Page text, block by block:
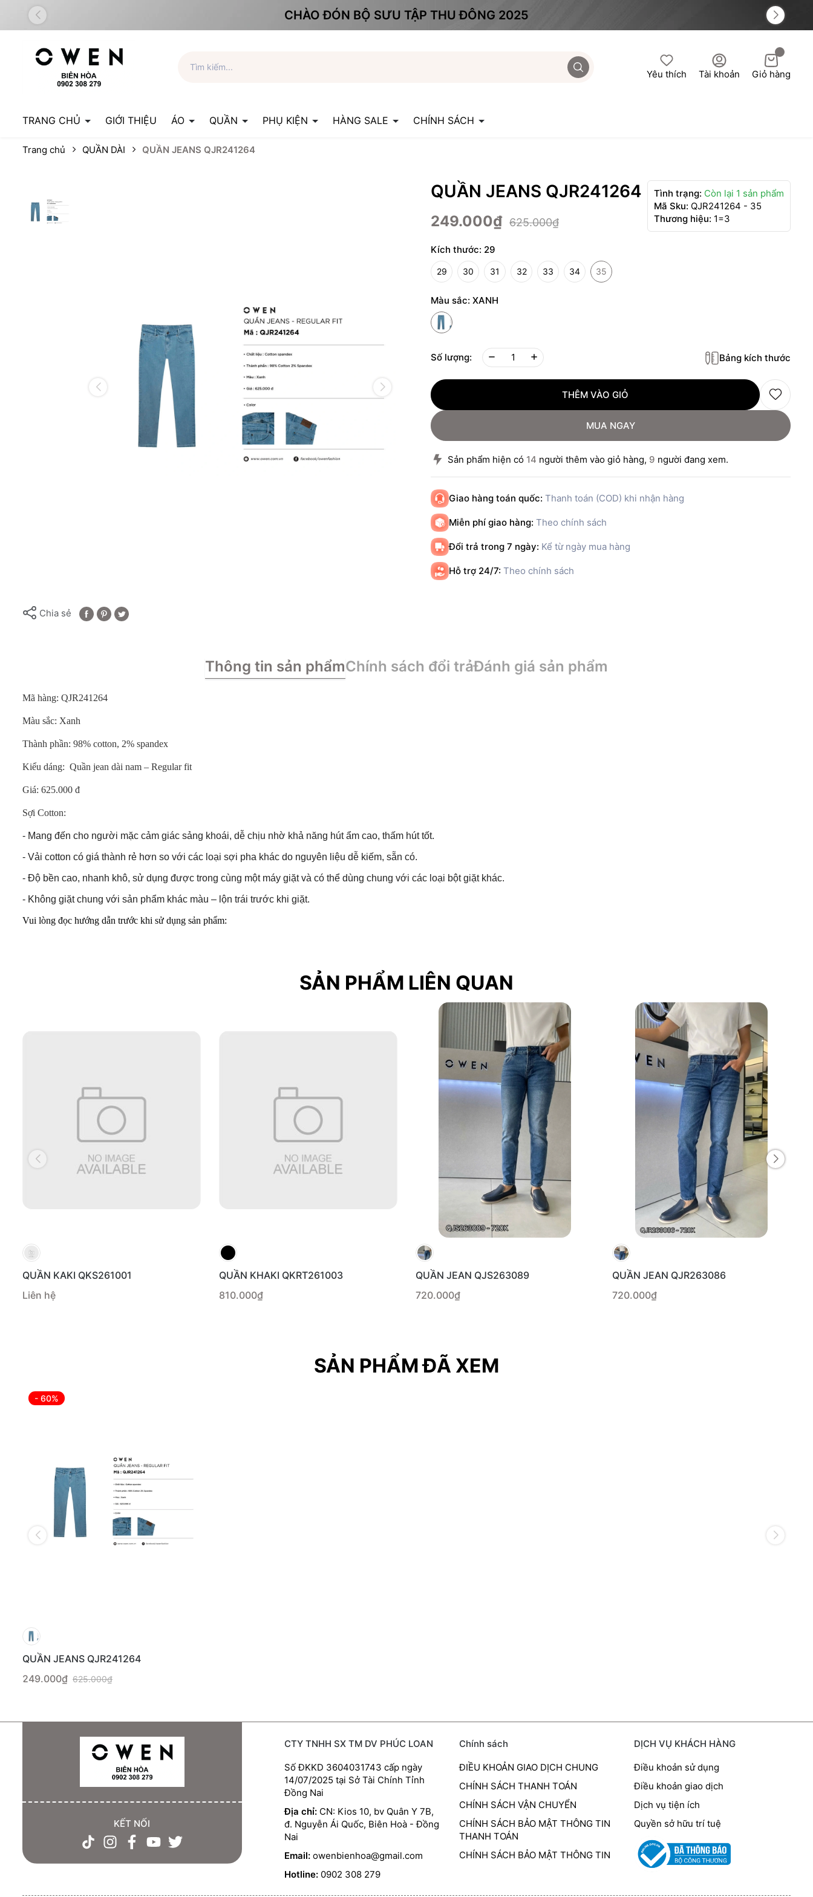
CHÀO ĐÓN BỘ SƯU TẬP THU ĐÔNG 2025
Yêu thích Tài khoản Giỏ hàng
TRANG CHỦ GIỚI THIỆU ÁO QUẦN PHỤ KIỆN HÀNG SALE CHÍNH SÁCH
Trang chủ QUẦN DÀI QUẦN JEANS QJR241264
Chia sẻ
QUẦN JEANS QJR241264
249.000₫ 625.000₫
Tình trạng: Còn lại 1 sản phẩm
Mã Sku: QJR241264 - 35
Thương hiệu: 1=3
Kích thước: 29
29 30 31 32 33 34 35
Màu sắc: XANH
Bảng kích thước
Số lượng:
THÊM VÀO GIỎ
MUA NGAY
Sản phẩm hiện có 14 người thêm vào giỏ hàng, 9 người đang xem.
Giao hàng toán quốc: Thanh toán (COD) khi nhận hàng
Miễn phí giao hàng: Theo chính sách
Đổi trả trong 7 ngày: Kể từ ngày mua hàng
Hỗ trợ 24/7: Theo chính sách
Thông tin sản phẩmChính sách đổi trảĐánh giá sản phẩm
Mã hàng: QJR241264
Màu sắc: Xanh
Thành phần: 98% cotton, 2% spandex
Kiểu dáng: Quần jean dài nam – Regular fit
Giá: 625.000 đ
Sợi Cotton:
- Mang đến cho người mặc cảm giác sảng khoái, dễ chịu nhờ khả năng hút ẩm cao, thấm hút tốt.
- Vải cotton có giá thành rẻ hơn so với các loại sợi pha khác do nguyên liệu dễ kiếm, sẵn có.
- Độ bền cao, nhanh khô, sử dụng được trong cùng một máy giặt và có thể dùng chung với các loại bột giặt khác.
- Không giặt chung với sản phẩm khác màu – lộn trái trước khi giặt.
Vui lòng đọc hướng dẫn trước khi sử dụng sản phẩm:
SẢN PHẨM LIÊN QUAN
QUẦN KAKI QKS261001
Liên hệ
QUẦN KHAKI QKRT261003
810.000₫
QUẦN JEAN QJS263089
720.000₫
QUẦN JEAN QJR263086
720.000₫
SẢN PHẨM ĐÃ XEM
- 60%
QUẦN JEANS QJR241264
249.000₫ 625.000₫
KẾT NỐI
CTY TNHH SX TM DV PHÚC LOAN
Số ĐKKD 3604031743 cấp ngày
14/07/2025 tại Sở Tài Chính Tỉnh
Đồng Nai
Địa chỉ: CN: Kios 10, bv Quân Y 7B,
đ. Nguyễn Ái Quốc, Biên Hoà - Đồng
Nai
Email: owenbienhoa@gmail.com
Hotline: 0902 308 279
Chính sách
ĐIỀU KHOẢN GIAO DỊCH CHUNG
CHÍNH SÁCH THANH TOÁN
CHÍNH SÁCH VẬN CHUYỂN
CHÍNH SÁCH BẢO MẬT THÔNG TIN
THANH TOÁN
CHÍNH SÁCH BẢO MẬT THÔNG TIN
DỊCH VỤ KHÁCH HÀNG
Điều khoản sử dụng
Điều khoản giao dịch
Dịch vụ tiện ích
Quyền sở hữu trí tuệ